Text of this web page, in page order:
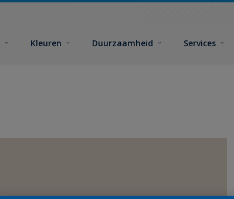
Kleuren Duurzaamheid Services